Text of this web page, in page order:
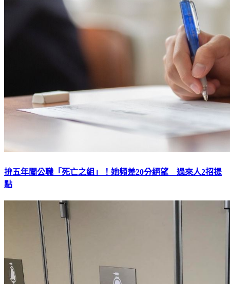
拚五年闖公職「死亡之組」！她頻差20分絕望 過來人2招提
點